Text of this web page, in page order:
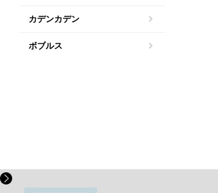
カデンカデン
ボブルス